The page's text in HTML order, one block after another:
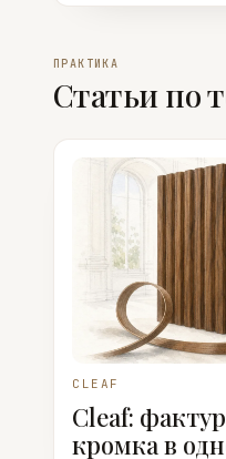
ПРАКТИКА
Статьи по
CLEAF
Cleaf:
кромка в